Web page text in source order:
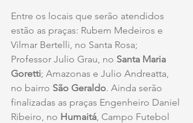
Entre os locais que serão atendidos
estão as praças: Rubem Medeiros e
Vilmar Bertelli, no Santa Rosa;
Professor Julio Grau, no Santa Maria
Goretti; Amazonas e Julio Andreatta,
no bairro São Geraldo. Ainda serão
finalizadas as praças Engenheiro Daniel
Ribeiro, no Humaitá, Campo Futebol